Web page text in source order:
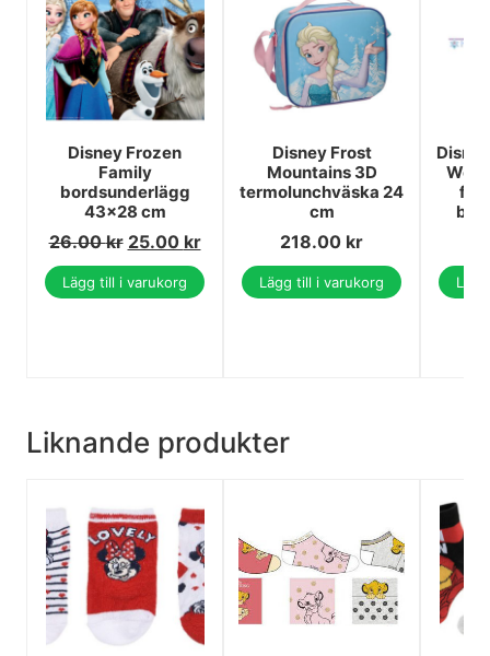
Disney Frozen
Family
bordsunderlägg
43x28 cm
26.00kr 25.00 kr
Lägg till i varukorg
Disney Frost
Mountains 3D
termolunchväska 24
cm
218.00 kr
Lägg till i varukorg
Liknande produkter